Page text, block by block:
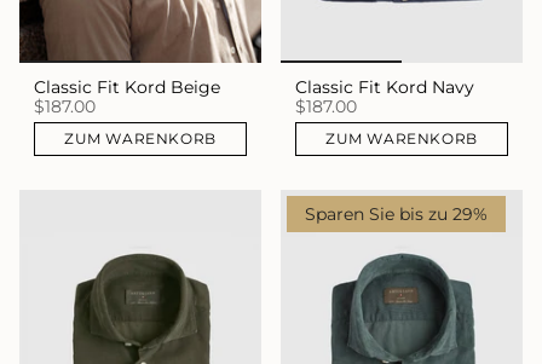
Classic Fit Kord Beige
$187.00
ZUM WARENKORB
Classic Fit Kord Navy
$187.00
ZUM WARENKORB
Sparen Sie bis zu 29%